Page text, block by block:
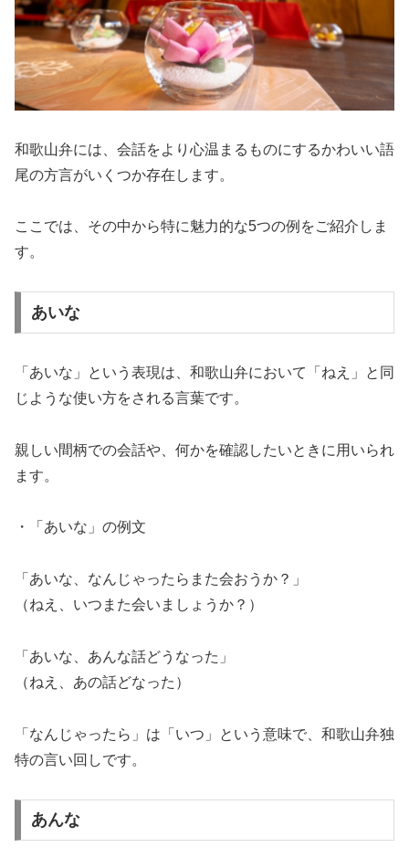
和歌山弁には、会話をより心温まるものにするかわいい語
尾の方言がいくつか存在します。
ここでは、その中から特に魅力的な5つの例をご紹介しま
す。
あいな
「あいな」という表現は、和歌山弁において「ねえ」と同
じような使い方をされる言葉です。
親しい間柄での会話や、何かを確認したいときに用いられ
ます。
・「あいな」の例文
「あいな、なんじゃったらまた会おうか？」
（ねえ、いつまた会いましょうか？）
「あいな、あんな話どうなった」
（ねえ、あの話どなった）
「なんじゃったら」は「いつ」という意味で、和歌山弁独
特の言い回しです。
あんな